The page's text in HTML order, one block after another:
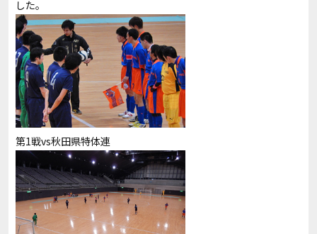
した。
第1戦vs秋田県特体連